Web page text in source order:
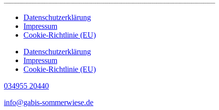
Datenschutzerklärung
Impressum
Cookie-Richtlinie (EU)
Datenschutzerklärung
Impressum
Cookie-Richtlinie (EU)
034955 20440
info@gabis-sommerwiese.de